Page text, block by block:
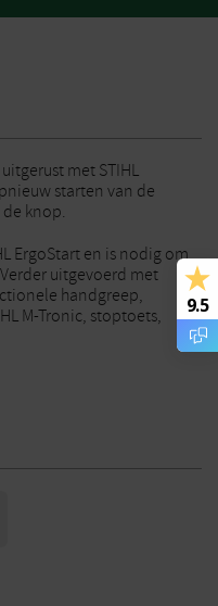
met STIHL
starten van de
knop.
ErgoStart en is nodig om
uitgevoerd met
handgreep,
M-Tronic, stoptoets,
9.5